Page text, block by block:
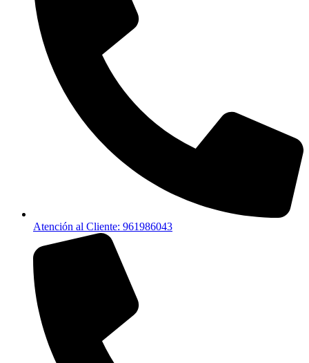
Atención al Cliente: 961986043